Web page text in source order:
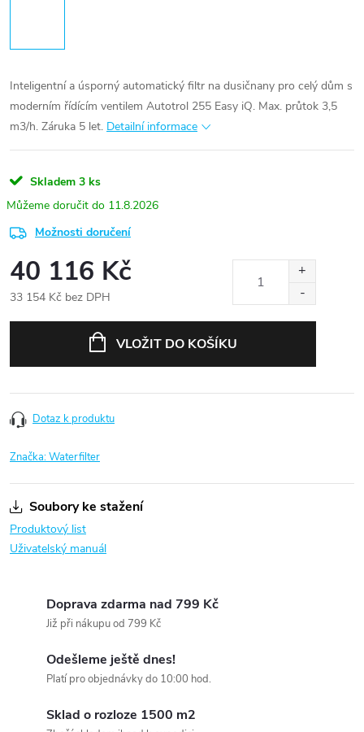
Inteligentní a úsporný automatický filtr na dusičnany pro celý dům s
moderním řídícím ventilem Autotrol 255 Easy iQ. Max. průtok 3,5
m3/h. Záruka 5 let. Detailní informace
Skladem 3 ks
11.8.2026
Možnosti doručení
40 116 Kč
33 154 Kč bez DPH
VLOŽIT DO KOŠÍKU
Dotaz k produktu
Značka:Waterfilter
Soubory ke stažení
Produktový list
Uživatelský manuál
Doprava zdarma nad 799 Kč
Již při nákupu od 799 Kč
Odešleme ještě dnes!
Platí pro objednávky do 10:00 hod.
Sklad o rozloze 1500 m2